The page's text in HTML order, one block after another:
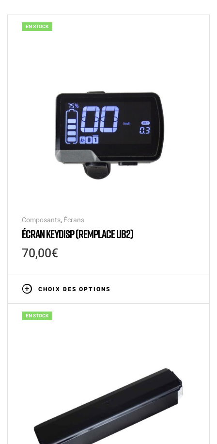
EN STOCK
Composants, Écrans
ÉCRAN KEYDISP (REMPLACE UB2)
70,00€
CHOIX DES OPTIONS
EN STOCK